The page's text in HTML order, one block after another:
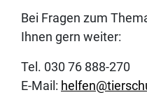
Bei Fragen zum
Ihnen gern weiter:
Tel. 030 76 888-270
E-Mail: